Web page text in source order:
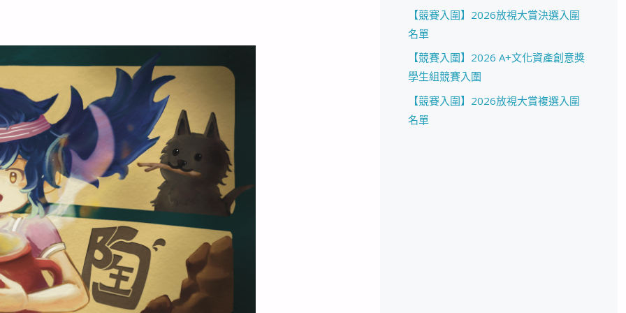
【競賽入圍】2026放視大賞決選入圍
名單
【競賽入圍】2026 A+文化資產創意獎
學生組競賽入圍
【競賽入圍】2026放視大賞複選入圍
名單